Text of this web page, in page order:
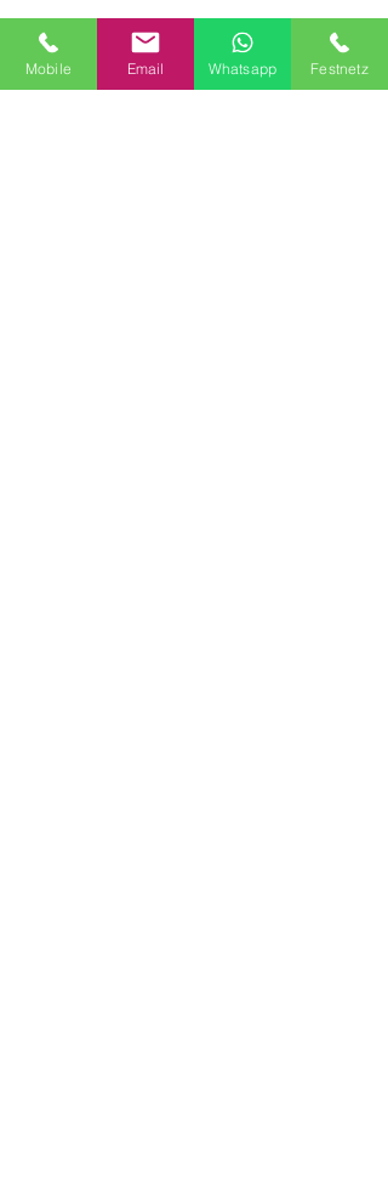
Zdjęcia i filmy opublikuję w raporcie z wrażeń.
Można je również pobrać.
Nadajcie więc Wielkiemu Piątkowi jakiś sens i
Mobile Email Whatsapp Festnetz